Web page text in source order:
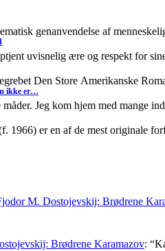
genanvendelse af
uvisnelig ære og respekt for
Den Store Amerikanske
ikke er…
Jeg kom hjem med mange
1966) er en af de mest originale
M. Dostojevskij: Brødrene
Brødrene Karamazov: “